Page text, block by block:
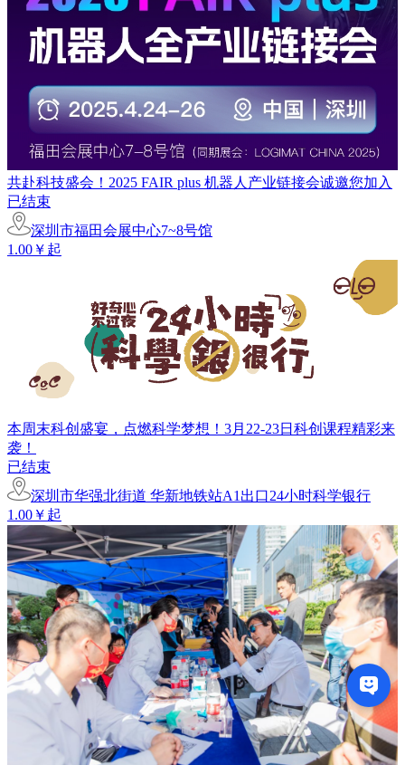
共赴科技盛会！2025 FAIR plus 机器人产业链接会诚邀您加入
已结束
深圳市福田会展中心7~8号馆
1.00￥起
本周末科创盛宴，点燃科学梦想！3月22-23日科创课程精彩来
袭！
已结束
深圳市华强北街道 华新地铁站A1出口24小时科学银行
1.00￥起